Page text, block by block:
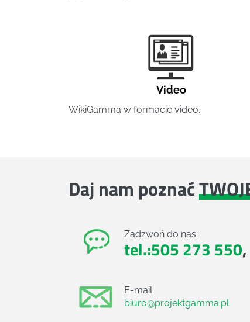
Video
WikiGamma w formacie video.
Daj nam poznać
Zadzwoń do nas:
tel.:505 273 550,
E-mail:
biuro@projektgamma.pl